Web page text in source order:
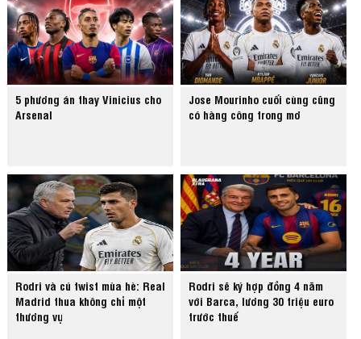
5 phương án thay Vinicius cho
Arsenal
Jose Mourinho cuối cùng cũng
có hàng công trong mơ
Rodri và cú twist mùa hè: Real
Madrid thua không chỉ một
thương vụ
Rodri sẽ ký hợp đồng 4 năm
với Barca, lương 30 triệu euro
trước thuế